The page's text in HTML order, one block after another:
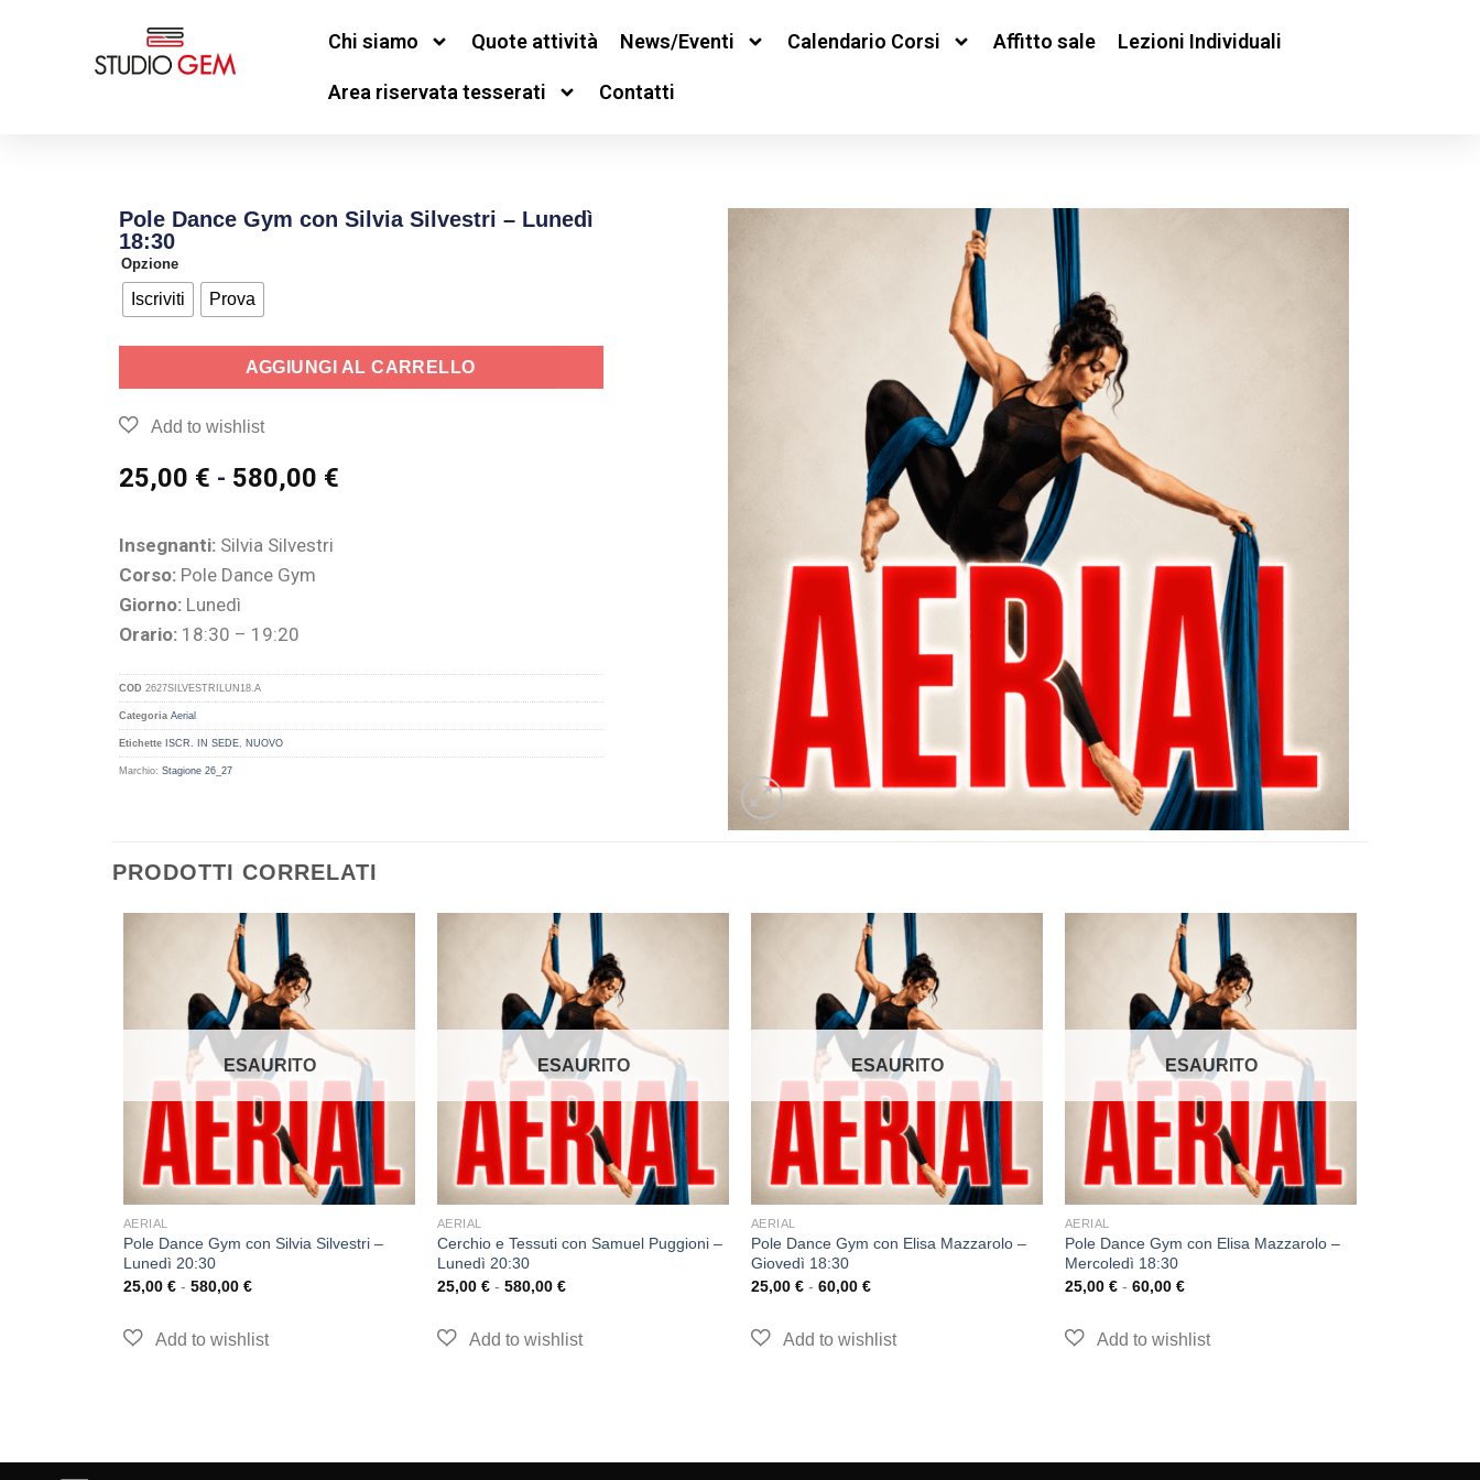
Chi siamo Quote attività News/Eventi Calendario Corsi Affitto sale Lezioni Individuali
Area riservata tesserati Contatti
Pole Dance Gym con Silvia Silvestri – Lunedì
18:30
Opzione
Iscriviti Prova
AGGIUNGI AL CARRELLO
25,00 € - 580,00 €
Insegnanti:Silvia Silvestri
Corso:Pole Dance Gym
Giorno:Lunedì
Orario:18:30 – 19:20
COD 2627SILVESTRILUN18.A
Categoria Aerial
Etichette ISCR. IN SEDE, NUOVO
Marchio: Stagione 26_27
PRODOTTI CORRELATI
ESAURITO
AERIAL
Pole Dance Gym con Silvia Silvestri –
Lunedì 20:30
25,00 € - 580,00 €
ESAURITO
AERIAL
Cerchio e Tessuti con Samuel Puggioni –
Lunedì 20:30
25,00 € - 580,00 €
ESAURITO
AERIAL
Pole Dance Gym con Elisa Mazzarolo –
Giovedì 18:30
25,00 € - 60,00 €
ESAURITO
AERIAL
Pole Dance Gym con Elisa Mazzarolo –
Mercoledì 18:30
25,00 € - 60,00 €